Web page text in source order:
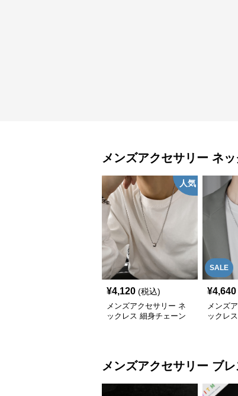
メンズアクセサリー ネ
人気
¥4,120 (税込)
メンズアクセサリー ネ
ックレス 細身チェーン
SALE
¥4,640
メンズ
ックレ
メンズアクセサリー ブ